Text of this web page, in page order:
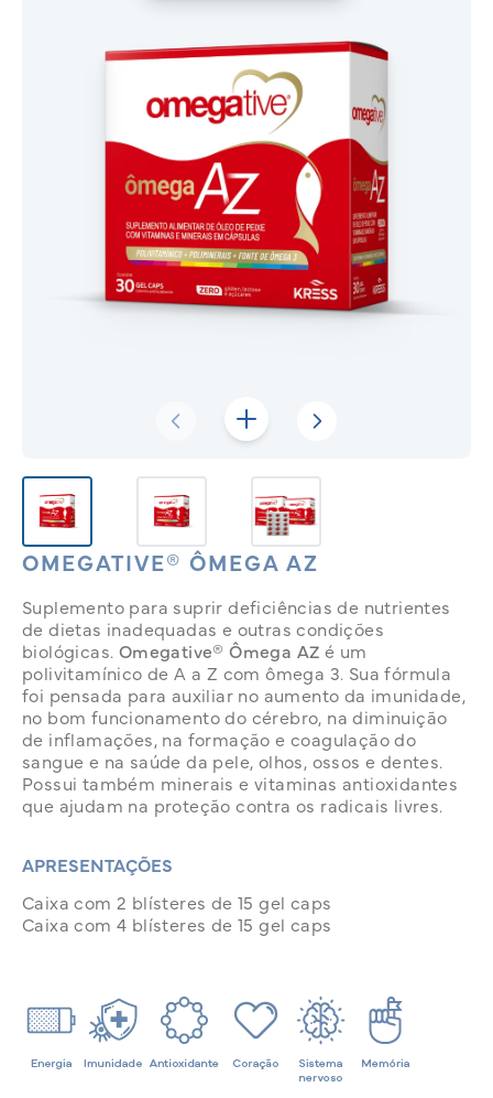
OMEGATIVE® ÔMEGA AZ
Suplemento para suprir deficiências de nutrientes
de dietas inadequadas e outras condições
biológicas. Omegative® Ômega AZ é um
polivitamínico de A a Z com ômega 3. Sua fórmula
foi pensada para auxiliar no aumento da imunidade,
no bom funcionamento do cérebro, na diminuição
de inflamações, na formação e coagulação do
sangue e na saúde da pele, olhos, ossos e dentes.
Possui também minerais e vitaminas antioxidantes
que ajudam na proteção contra os radicais livres.
APRESENTAÇÕES
Caixa com 2 blísteres de 15 gel caps
Caixa com 4 blísteres de 15 gel caps